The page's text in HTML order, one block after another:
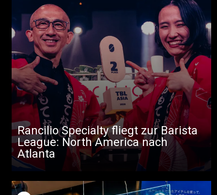
Rancilio Specialty fliegt zur Barista
League: North America nach
Atlanta
Mehr